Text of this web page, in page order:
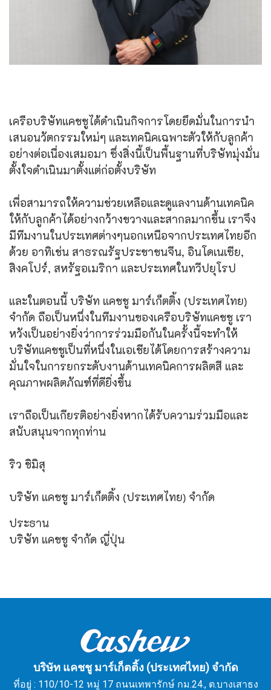
เครือบริษัทแคชชูได้ดำเนินกิจการโดยยึดมั่นในการนำ
เสนอนวัตกรรมใหม่ๆ และเทคนิคเฉพาะตัวให้กับลูกค้า
อย่างต่อเนื่องเสมอมา ซึ่งสิ่งนี้เป็นพื้นฐานที่บริษัทมุ่งมั่น
ตั้งใจดำเนินมาตั้งแต่ก่อตั้งบริษัท
เพื่อสามารถให้ความช่วยเหลือและดูแลงานด้านเทคนิค
ให้กับลูกค้าได้อย่างกว้างขวางและสากลมากขึ้น เราจึง
มีทีมงานในประเทศต่างๆนอกเหนือจากประเทศไทยอีก
ด้วย อาทิเช่น สาธรณรัฐประชาชนจีน, อินโดเนเซีย,
สิงคโปร์, สหรัฐอเมริกา และประเทศในทวีปยุโรป
และในตอนนี้ บริษัท แคชชู มาร์เก็ตติ้ง (ประเทศไทย)
จำกัด ถือเป็นหนึ่งในทีมงานของเครือบริษัทแคชชู เรา
หวังเป็นอย่างยิ่งว่าการร่วมมือกันในครั้งนี้จะทำให้
บริษัทแคชชูเป็นที่หนึ่งในเอเชียได้โดยการสร้างความ
มั่นใจในการยกระดับงานด้านเทคนิคการผลิตสี และ
คุณภาพผลิตภัณฑ์ที่ดียิ่งขึ้น
เราถือเป็นเกียรติอย่างยิ่งหากได้รับความร่วมมือและ
สนับสนุนจากทุกท่าน
ริว ชิมิสุ
บริษัท แคชชู มาร์เก็ตติ้ง (ประเทศไทย) จำกัด
ประธาน
บริษัท แคชชู จำกัด ญี่ปุ่น
บริษัท แคชชู มาร์เก็ตติ้ง (ประเทศไทย) จำกัด
ที่อยู่ : 110/10-12 หมู่ 17 ถนนเทพารักษ์ กม.24., ต.บางเสาธง